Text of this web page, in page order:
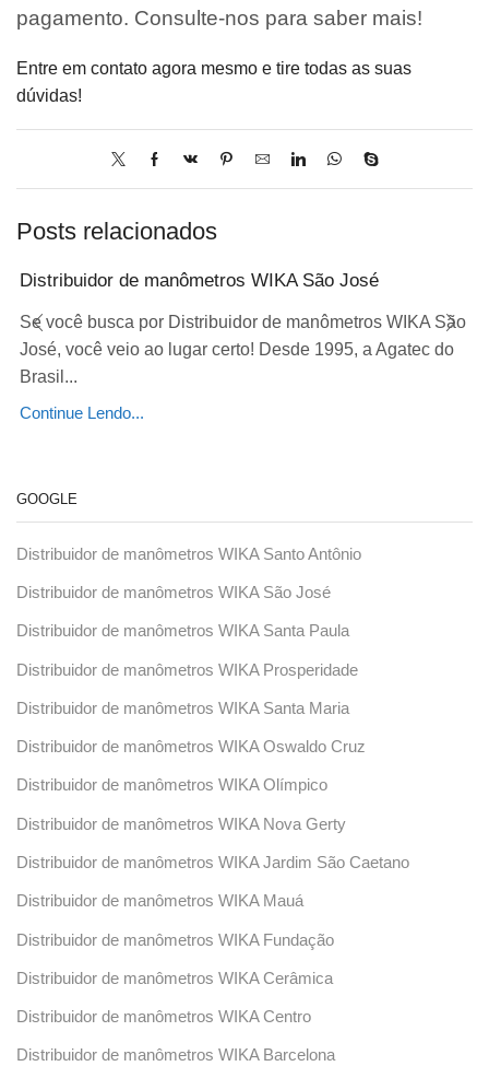
pagamento. Consulte-nos para saber mais!
Entre em contato agora mesmo e tire todas as suas
dúvidas!
Posts relacionados
Distribuidor de manômetros WIKA São José
Se você busca por Distribuidor de manômetros WIKA São
José, você veio ao lugar certo! Desde 1995, a Agatec do
Brasil...
Continue Lendo...
GOOGLE
Distribuidor de manômetros WIKA Santo Antônio
Distribuidor de manômetros WIKA São José
Distribuidor de manômetros WIKA Santa Paula
Distribuidor de manômetros WIKA Prosperidade
Distribuidor de manômetros WIKA Santa Maria
Distribuidor de manômetros WIKA Oswaldo Cruz
Distribuidor de manômetros WIKA Olímpico
Distribuidor de manômetros WIKA Nova Gerty
Distribuidor de manômetros WIKA Jardim São Caetano
Distribuidor de manômetros WIKA Mauá
Distribuidor de manômetros WIKA Fundação
Distribuidor de manômetros WIKA Cerâmica
Distribuidor de manômetros WIKA Centro
Distribuidor de manômetros WIKA Barcelona